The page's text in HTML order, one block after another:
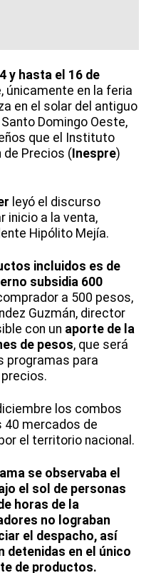
y hasta el 16 de
únicamente en la feria
en el solar del antiguo
Domingo Oeste,
que el Instituto
de Precios ( Inespre)
leyó el discurso
inicio a la venta,
Hipólito Mejía.
incluidos es de
subsidia 600
a 500 pesos,
Guzmán, director
con un aporte de la
de pesos, que será
programas para
los combos
40 mercados de
el territorio nacional.
se observaba el
el sol de personas
horas de la
no lograban
el despacho, así
detenidas en el único
de productos.